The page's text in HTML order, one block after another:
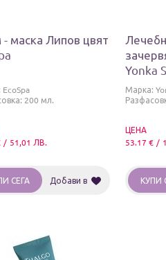
маска Липов цвят
EcoSpa
200 мл.
/ 51,01 ЛВ.
СЕГА Добави в
Yonka
Марка:
ЦЕНА
53.17 € /
КУПИ